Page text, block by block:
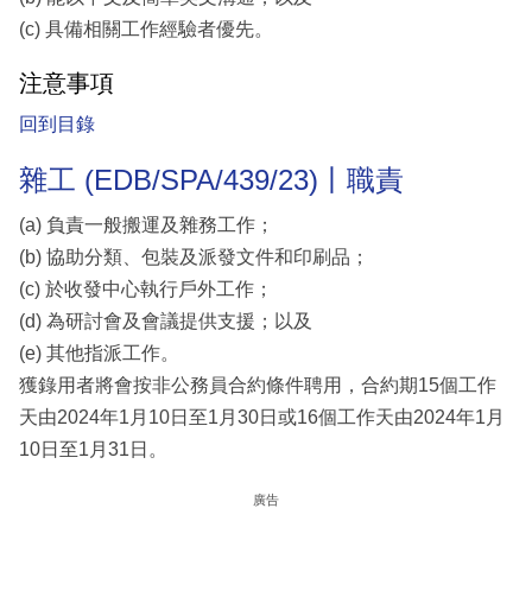
(c) 具備相關工作經驗者優先。
注意事項
回到目錄
雜工 (EDB/SPA/439/23)丨職責
(a) 負責一般搬運及雜務工作；
(b) 協助分類、包裝及派發文件和印刷品；
(c) 於收發中心執行戶外工作；
(d) 為研討會及會議提供支援；以及
(e) 其他指派工作。
獲錄用者將會按非公務員合約條件聘用，合約期15個工作
天由2024年1月10日至1月30日或16個工作天由2024年1月
10日至1月31日。
廣告